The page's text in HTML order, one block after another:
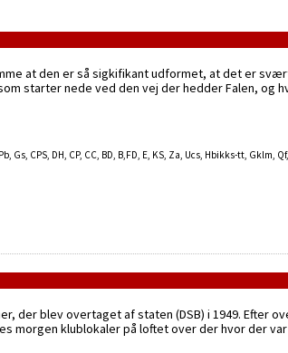
at den er så sigkifikant udformet, at det er
starter nede ved den vej der hedder Falen, og
Gs, CPS, DH, CP, CC, BD, B,FD, E, KS, Za, Ucs, Hbikks-tt, Gklm,
der blev overtaget af staten (DSB) i 1949. Efter
morgen klublokaler på loftet over der hvor der